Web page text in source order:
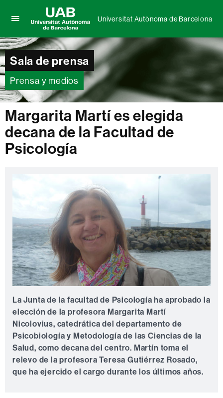
aquí
para
desplegar
el
menú
de
Universitat
Autònoma
de
Barcelona
Universitat
Autònoma
de
Universitat Autònoma de Barcelona
Sala de prensa
Prensa y medios
Margarita Martí es elegida
decana de la Facultad de
Psicología
La Junta de la facultad de Psicología ha aprobado la
elección de la profesora Margarita Martí
Nicolovius, catedrática del departamento de
Psicobiología y Metodología de las Ciencias de la
Salud, como decana del centro. Martín toma el
relevo de la profesora Teresa Gutiérrez Rosado,
que ha ejercido el cargo durante los últimos años.